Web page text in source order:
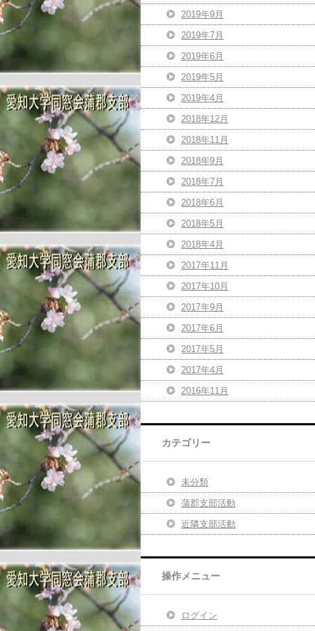
2019年9月
2019年7月
2019年6月
2019年5月
2019年4月
2018年12月
2018年11月
2018年9月
2018年7月
2018年6月
2018年5月
2018年4月
2017年11月
2017年10月
2017年9月
2017年6月
2017年5月
2017年4月
2016年11月
カテゴリー
未分類
蒲郡支部活動
近隣支部活動
操作メニュー
ログイン